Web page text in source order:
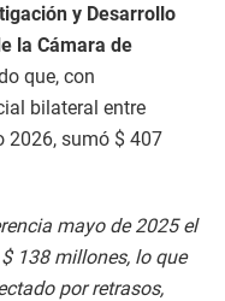
y Desarrollo
la Cámara de
que, con
bilateral entre
2026, sumó $ 407
mayo de 2025 el
138 millones, lo que
por retrasos,